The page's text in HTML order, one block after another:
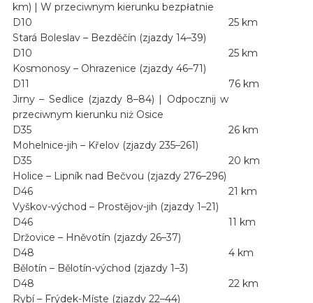
km) | W przeciwnym kierunku bezpłatnie
D10
Stará Boleslav – Bezděčín (zjazdy 14–39)
25 km
D10
Kosmonosy – Ohrazenice (zjazdy 46–71)
25 km
D11
Jirny – Sedlice (zjazdy 8–84) | Odpocznij w
przeciwnym kierunku niż Osice
76 km
D35
Mohelnice-jih – Křelov (zjazdy 235–261)
26 km
D35
Holice – Lipník nad Bečvou (zjazdy 276–296)
20 km
D46
Vyškov-východ – Prostějov-jih (zjazdy 1–21)
21 km
D46
Držovice – Hněvotín (zjazdy 26–37)
11 km
D48
Bělotín – Bělotín-východ (zjazdy 1–3)
4 km
D48
Rybí – Frýdek-Míste (zjazdy 22–44)
22 km